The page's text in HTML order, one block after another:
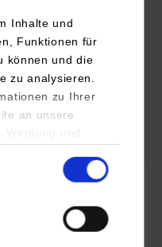
Inhalte und
Funktionen für
können und die
zu analysieren.
zu Ihrer
an unsere
und
diese
bereitgestellt
Ihrer Nutzung
moderne
Fahrzeugkonzepte für